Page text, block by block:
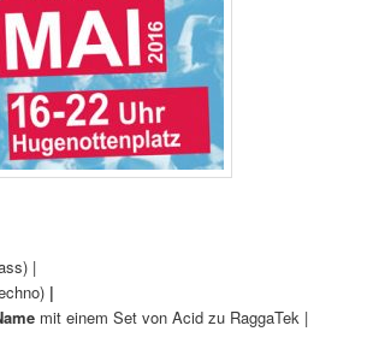
|
|
mit einem Set von Acid zu RaggaTek |